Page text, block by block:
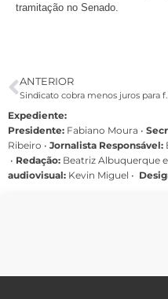
tramitação no Senado.
ANTERIOR
Sindicato cobra
Expediente:
Presidente: Fabiano Moura •
Ribeiro • Jornalista Responsável:
• Redação: Beatriz Albuquerque
audiovisual: Kevin Miguel •